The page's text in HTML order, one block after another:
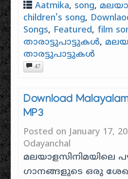
Aatmika, song,
children's song,
Songs, Featured, film
താരാട്ടുപാട്ടുകൾ,
താരട്ടുപാട്ടുകൾ
47
Download
MP3
Posted on January 17,
Odayanchal
മലയാളസിനിമയിലെ
ഗാനങ്ങളുടെ ഒരു